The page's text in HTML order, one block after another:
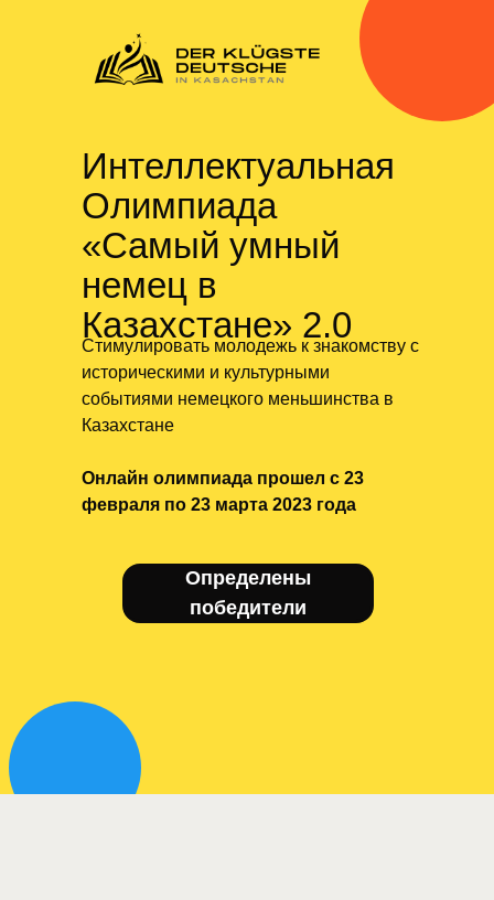
Определены
победители
Интеллектуальная
Олимпиада
«Самый умный
немец в
Казахстане» 2.0
Стимулировать молодежь к знакомству с
историческими и культурными
событиями немецкого меньшинства в
Казахстане
Онлайн олимпиада прошел с 23
февраля по 23 марта 2023 года